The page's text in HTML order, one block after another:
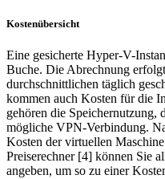
Kostenübersicht
Eine gesicherte Hyper-V-
Buche. Die Abrechnung
durchschnittlichen täglich
kommen auch Kosten für die
gehören die Speichernutzung,
mögliche VPN-Verbindung.
Kosten der virtuellen
Preiserechner [4] können Sie
angeben, um so zu einer